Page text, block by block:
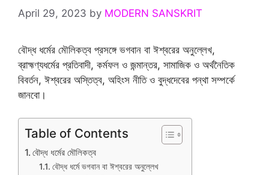
April 29, 2023 by MODERN SANSKRIT
বৌদ্ধ ধর্মের মৌলিকত্ব প্রসঙ্গে ভগবান বা ঈশ্বরের অনুল্লেখ,
ব্রাহ্মণ্যধর্মের প্রতিবাদী, কর্মফল ও জন্মান্তর, সামাজিক ও অর্থনৈতিক
বিবর্তন, ঈশ্বরের অস্তিত্ব, অহিংস নীতি ও বুদ্ধদেবের পন্থা সম্পর্কে
জানবো।
Table of Contents
বৌদ্ধ ধর্মের মৌলিকত্ব
বৌদ্ধ ধর্মে ভগবান বা ঈশ্বরের অনুল্লেখ